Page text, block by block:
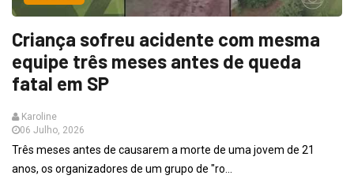
Criança sofreu acidente com mesma
equipe três meses antes de queda
fatal em SP
Karoline
06 Julho, 2026
Três meses antes de causarem a morte de uma jovem de 21
anos, os organizadores de um grupo de "ro...